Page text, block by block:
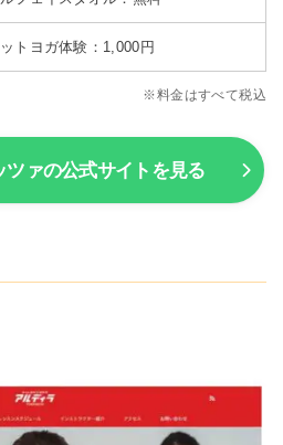
トヨガ体験：1,000円
※料金はすべて税込
ツァの公式サイトを見る